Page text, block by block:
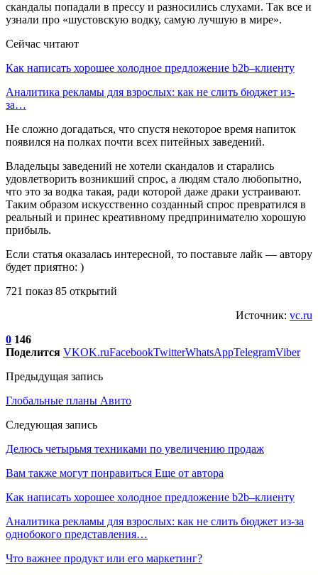
скандалы попадали в прессу и разносились слухами. Так все и
узнали про «шустовскую водку, самую лучшую в мире».
Сейчас читают
Как написать хорошее холодное предложение b2b–клиенту
Аналитика рекламы для взрослых: как не слить бюджет из-
за…
Не сложно догадаться, что спустя некоторое время напиток
появился на полках почти всех питейных заведений.
Владельцы заведений не хотели скандалов и старались
удовлетворить возникший спрос, а людям стало любопытно,
что это за водка такая, ради которой даже драки устраивают.
Таким образом искусственно созданный спрос превратился в
реальный и принес креативному предпринимателю хорошую
прибыль.
Если статья оказалась интересной, то поставьте лайк — автору
будет приятно: )
721 показ 85 открытий
Источник: vc.ru
0 146
Поделится VKOK.ruFacebookTwitterWhatsAppTelegramViber
Предыдущая запись
Глобальные планы Авито
Следующая запись
Делюсь четырьмя техниками по увеличению продаж
Вам также могут понравиться Еще от автора
Как написать хорошее холодное предложение b2b–клиенту
Аналитика рекламы для взрослых: как не слить бюджет из-за
однобокого представления…
Что важнее продукт или его маркетинг?